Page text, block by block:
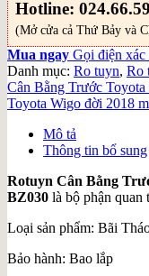
Hotline:
(Mở cửa cả Thứ Bảy và
Mua ngay Gọi điện xác
Danh mục: Ro tuyn, Ro
Cân Bằng Trước
Toyota Wigo đời 2018
Mô tả
Thông tin bổ sung
Rotuyn Cân Bằng
BZ030 là bộ phận quan
Loại sản phẩm: Bãi
Bảo hành: Bao lắp